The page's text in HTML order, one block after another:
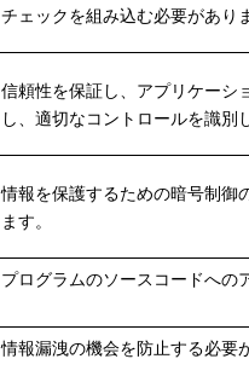
チェックを組み込む必要があり
信頼性を保証し、アプリケーシ
し、適切なコントロールを識別
情報を保護するための暗号制御
ます。
プログラムのソースコードへの
情報漏洩の機会を防止する必要